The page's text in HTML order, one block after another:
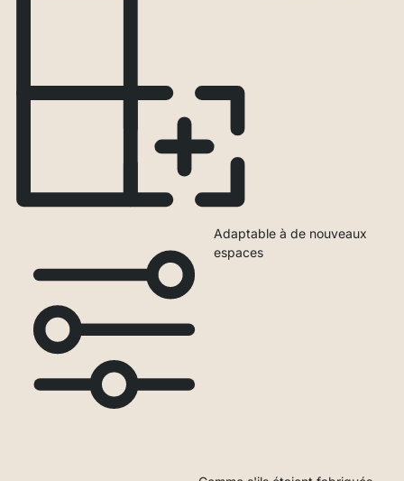
Adaptable à de nouveaux
espaces